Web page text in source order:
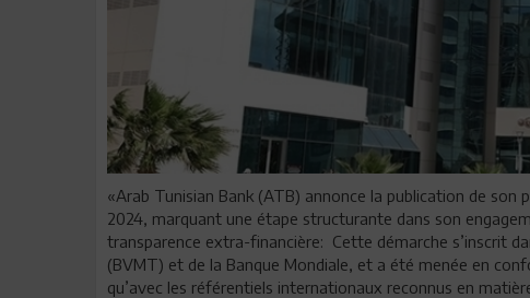
«Arab Tunisian Bank (ATB) annonce la publication de son
2024, marquant une étape structurante dans son
transparence extra-financière: Cette démarche s’inscrit
(BVMT) et de la Banque Mondiale, et a été menée en
qu’avec les référentiels internationaux reconnus en matière